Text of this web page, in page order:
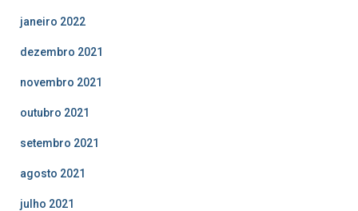
janeiro 2022
dezembro 2021
novembro 2021
outubro 2021
setembro 2021
agosto 2021
julho 2021